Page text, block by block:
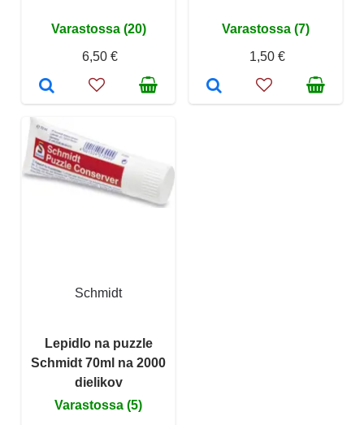
Varastossa (20)
6,50 €
Varastossa (7)
1,50 €
Schmidt
Lepidlo na puzzle
Schmidt 70ml na 2000
dielikov
Varastossa (5)